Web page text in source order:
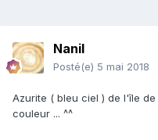
Nanil
Posté(e) 5 mai 2018
Azurite ( bleu ciel ) de l'île
couleur ... ^^